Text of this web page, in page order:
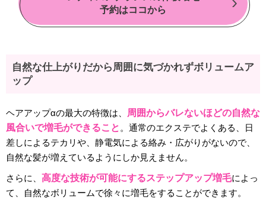
予約はココから
自然な仕上がりだから周囲に気づかれずボリュームア
ップ
ヘアアップαの最大の特徴は、
周囲からバレないほどの自然な
風合いで増毛ができること 。通常のエクステでよくある、日
差しによるテカリや、静電気による絡み・広がりがないので、
自然な髪が増えているようにしか見えません。
さらに、 高度な技術が可能にするステップアップ増毛によっ
て、自然なボリュームで徐々に増毛をすることができます。